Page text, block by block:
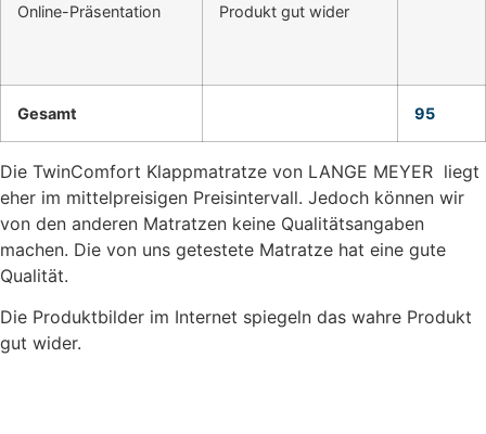
Online-Präsentation
Produkt gut wider
Gesamt 95
Die TwinComfort Klappmatratze von LANGE MEYER liegt
eher im mittelpreisigen Preisintervall. Jedoch können wir
von den anderen Matratzen keine Qualitätsangaben
machen. Die von uns getestete Matratze hat eine gute
Qualität.
Die Produktbilder im Internet spiegeln das wahre Produkt
gut wider.